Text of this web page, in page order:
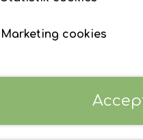
Marketing cookies